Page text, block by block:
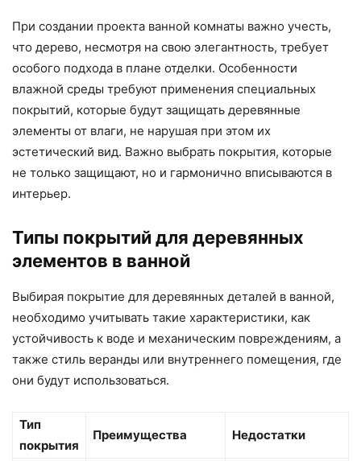
При создании проекта ванной комнаты важно учесть,
что дерево, несмотря на свою элегантность, требует
особого подхода в плане отделки. Особенности
влажной среды требуют применения специальных
покрытий, которые будут защищать деревянные
элементы от влаги, не нарушая при этом их
эстетический вид. Важно выбрать покрытия, которые
не только защищают, но и гармонично вписываются в
интерьер.
Типы покрытий для деревянных
элементов в ванной
Выбирая покрытие для деревянных деталей в ванной,
необходимо учитывать такие характеристики, как
устойчивость к воде и механическим повреждениям, а
также стиль веранды или внутреннего помещения, где
они будут использоваться.
Тип
покрытия
Преимущества Недостатки